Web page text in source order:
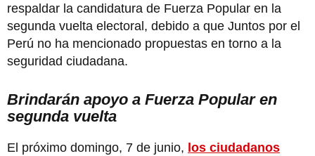
respaldar la candidatura de Fuerza Popular en la
segunda vuelta electoral, debido a que Juntos por el
Perú no ha mencionado propuestas en torno a la
seguridad ciudadana.
Brindarán apoyo a Fuerza Popular en
segunda vuelta
El próximo domingo, 7 de junio, los ciudadanos